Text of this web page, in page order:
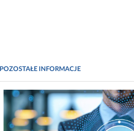
POZOSTAŁE INFORMACJE